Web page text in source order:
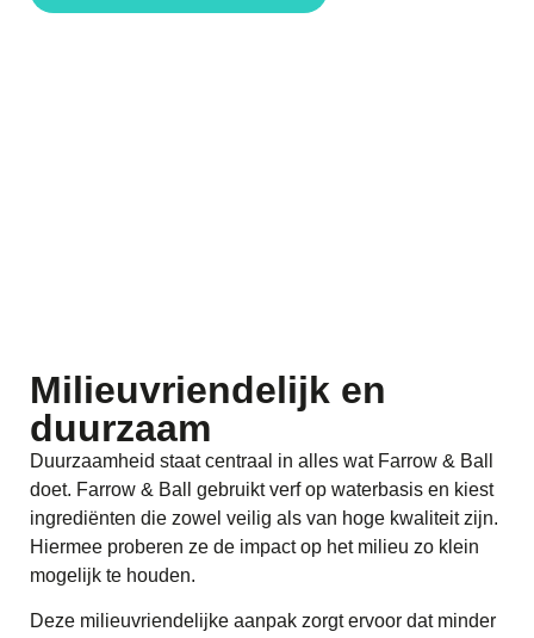
Milieuvriendelijk en
duurzaam
Duurzaamheid staat centraal in alles wat Farrow & Ball
doet. Farrow & Ball gebruikt verf op waterbasis en kiest
ingrediënten die zowel veilig als van hoge kwaliteit zijn.
Hiermee proberen ze de impact op het milieu zo klein
mogelijk te houden.
Deze milieuvriendelijke aanpak zorgt ervoor dat minder